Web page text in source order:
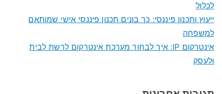
לכלול
ייעוץ ותכנון פיננסי: כך בונים תכנון פיננסי אישי שמותאם
למשפחה
אינטרקום IP: איך לבחור מערכת אינטרקום לרשת לבית
ולעסק